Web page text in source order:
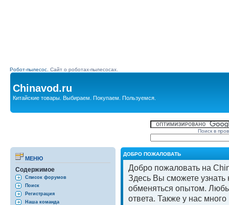
Робот-пылесос. Сайт о роботах-пылесосах.
Chinavod.ru
Китайские товары. Выбираем. Покупаем. Пользуемся.
Поиск в
МЕНЮ
Содержимое
Список форумов
Поиск
Регистрация
Наша команда
ДОБРО ПОЖАЛОВАТЬ
Добро пожаловать на
Здесь Вы сможете узнать
обменяться опытом.
ответа. Также у нас